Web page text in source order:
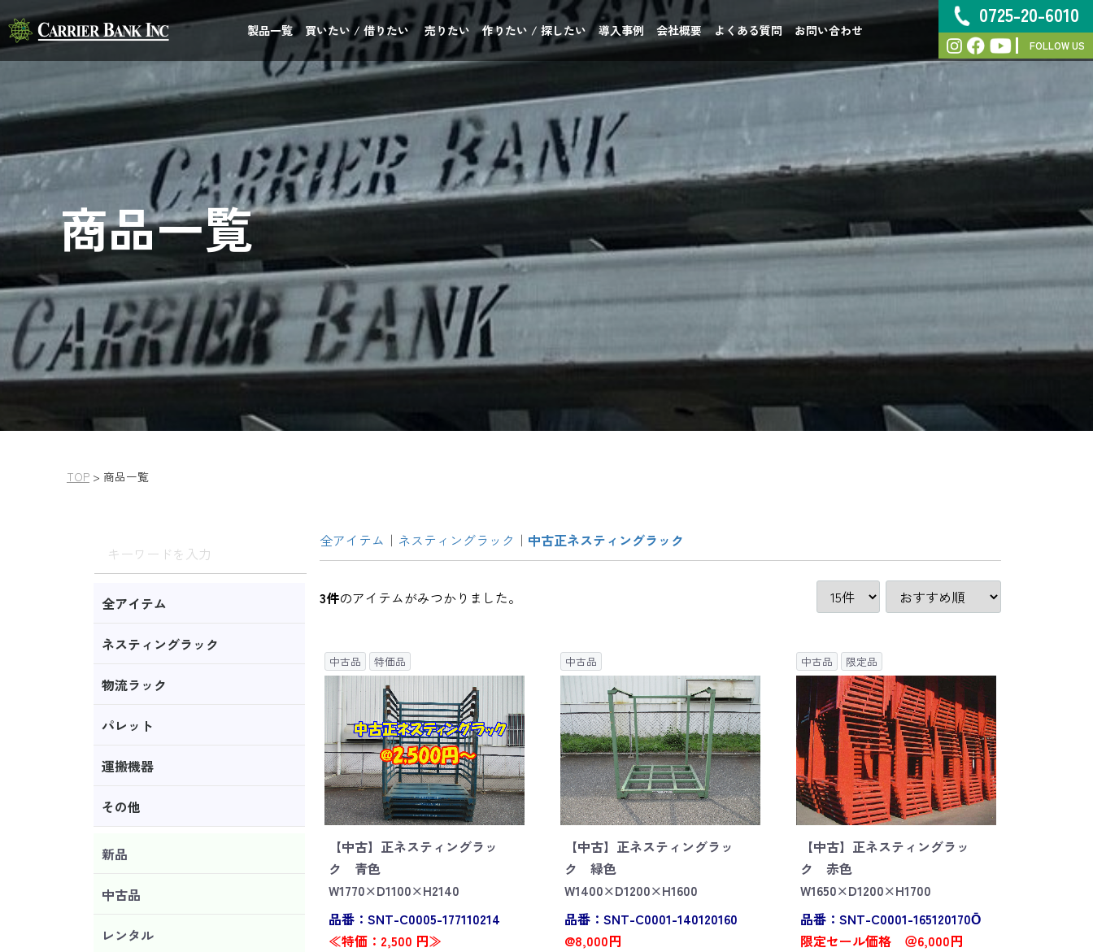
製品一覧 買いたい / 借りたい 売りたい 作りたい / 探したい 導入事例 会社概要 よくある質問 お問い合わせ
0725-20-6010
FOLLOW US
商品一覧
TOP > 商品一覧
全アイテム
ネスティングラック
物流ラック
パレット
運搬機器
その他
新品
中古品
レンタル
全アイテム ネスティングラック 中古正ネスティングラック
3件のアイテムがみつかりました。
中古品 特価品
【中古】正ネスティングラッ
ク 青色
W1770×D1100×H2140
品番：SNT-C0005-177110214
≪特価：2,500 円≫
中古品
【中古】正ネスティングラッ
ク 緑色
W1400×D1200×H1600
品番：SNT-C0001-140120160
@8,000円
中古品 限定品
【中古】正ネスティングラッ
ク 赤色
W1650×D1200×H1700
品番：SNT-C0001-165120170Ō
限定セール価格 ＠6,000円